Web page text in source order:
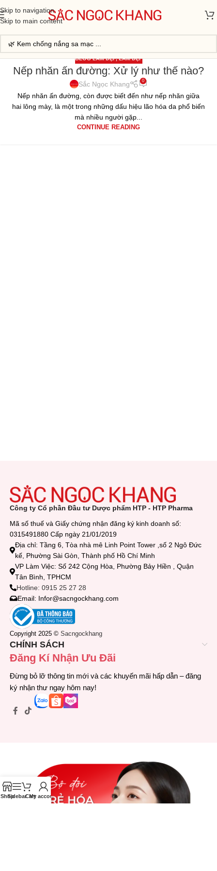
Skip to navigation
Skip to main content
31
BLOG LÀM ĐẸP,LÀM ĐẸP
Nếp nhăn ấn đường: Xử lý như thế nào?
Sắc Ngọc Khang 0
Nếp nhăn ấn đường, còn được biết đến như nếp nhăn giữa
hai lông mày, là một trong những dấu hiệu lão hóa da phổ biến
mà nhiều người gặp...
CONTINUE READING
Công ty Cổ phần Đầu tư Dược phẩm HTP - HTP Pharma
Mã số thuế và Giấy chứng nhận đăng ký kinh doanh số:
0315491880 Cấp ngày 21/01/2019
Địa chỉ: Tầng 6, Tòa nhà mê Linh Point Tower ,số 2 Ngô Đức
kế, Phường Sài Gòn, Thành phố Hồ Chí Minh
VP Làm Việc: Số 242 Cộng Hòa, Phường Bảy Hiền , Quận
Tân Bình, TPHCM
Hotline: 0915 25 27 28
Email: Infor@sacngockhang.com
Copyright 2025 © Sacngockhang
CHÍNH SÁCH
Đăng Kí Nhận Ưu Đãi
Đừng bỏ lỡ thông tin mới và các khuyến mãi hấp dẫn – đăng
ký nhận thư ngay hôm nay!
ShopSidebarCart
My account